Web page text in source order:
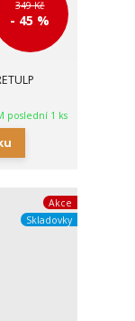
349 Kč
- 45 %
poslední 1 ks
Akce
Skladovky